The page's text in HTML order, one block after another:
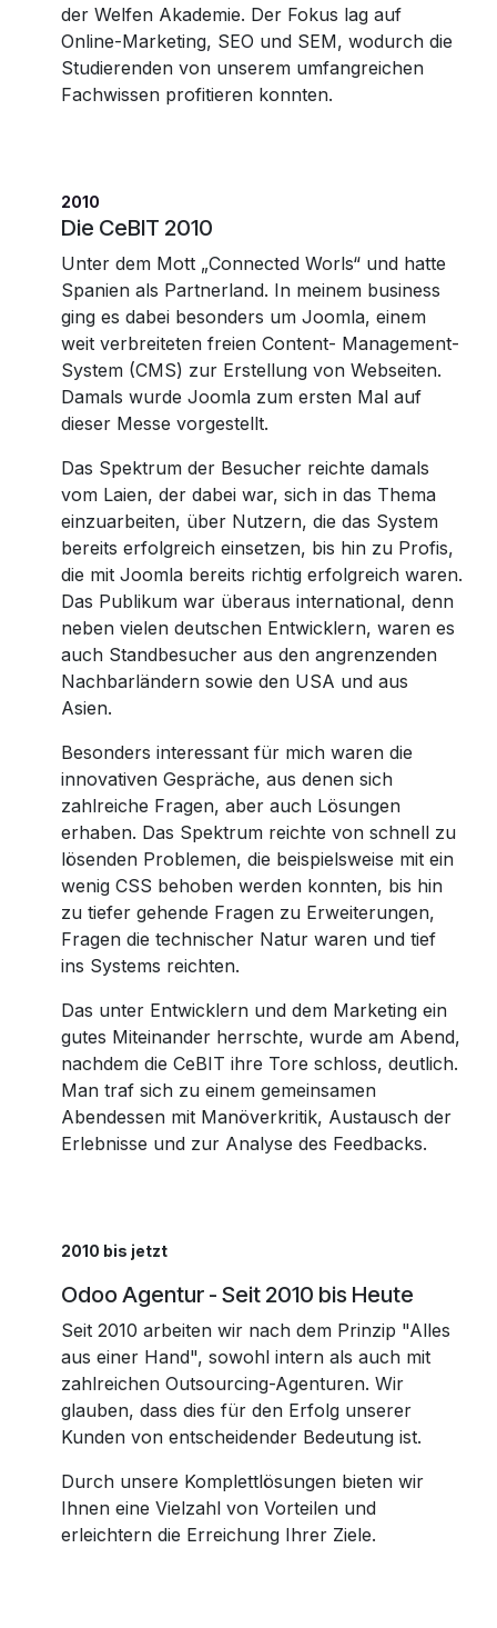
der Welfen Akademie. Der Fokus lag auf
Online-Marketing, SEO und SEM, wodurch die
Studierenden von unserem umfangreichen
Fachwissen profitieren konnten.
2010
Die CeBIT 2010
Unter dem Mott „Connected Worls“ und hatte
Spanien als Partnerland. In meinem business
ging es dabei besonders um Joomla, einem
weit verbreiteten freien Content- Management-
System (CMS) zur Erstellung von Webseiten.
Damals wurde Joomla zum ersten Mal auf
dieser Messe vorgestellt.
Das Spektrum der Besucher reichte damals
vom Laien, der dabei war, sich in das Thema
einzuarbeiten, über Nutzern, die das System
bereits erfolgreich einsetzen, bis hin zu Profis,
die mit Joomla bereits richtig erfolgreich waren.
Das Publikum war überaus international, denn
neben vielen deutschen Entwicklern, waren es
auch Standbesucher aus den angrenzenden
Nachbarländern sowie den USA und aus
Asien.
Besonders interessant für mich waren die
innovativen Gespräche, aus denen sich
zahlreiche Fragen, aber auch Lösungen
erhaben. Das Spektrum reichte von schnell zu
lösenden Problemen, die beispielsweise mit ein
wenig CSS behoben werden konnten, bis hin
zu tiefer gehende Fragen zu Erweiterungen,
Fragen die technischer Natur waren und tief
ins Systems reichten.
Das unter Entwicklern und dem Marketing ein
gutes Miteinander herrschte, wurde am Abend,
nachdem die CeBIT ihre Tore schloss, deutlich.
Man traf sich zu einem gemeinsamen
Abendessen mit Manöverkritik, Austausch der
Erlebnisse und zur Analyse des Feedbacks.
2010 bis jetzt
Odoo Agentur - Seit 2010 bis Heute
Seit 2010 arbeiten wir nach dem Prinzip "Alles
aus einer Hand", sowohl intern als auch mit
zahlreichen Outsourcing-Agenturen. Wir
glauben, dass dies für den Erfolg unserer
Kunden von entscheidender Bedeutung ist.
Durch unsere Komplettlösungen bieten wir
Ihnen eine Vielzahl von Vorteilen und
erleichtern die Erreichung Ihrer Ziele.